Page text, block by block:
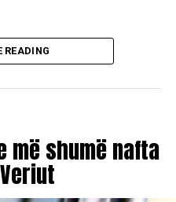
READING
më shumë nafta